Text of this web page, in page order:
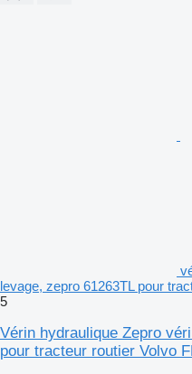
levage, zepro 61263TL pour
5
Vérin hydraulique Zepro
pour tracteur routier Volvo